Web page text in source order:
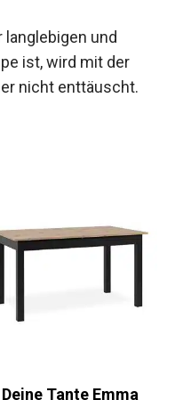
langlebigen und
ist, wird mit der
nicht enttäuscht.
Deine Tante Emma